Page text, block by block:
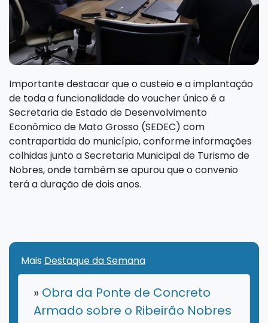
Importante destacar que o custeio e a implantação
de toda a funcionalidade do voucher único é a
Secretaria de Estado de Desenvolvimento
Econômico de Mato Grosso (SEDEC) com
contrapartida do município, conforme informações
colhidas junto a Secretaria Municipal de Turismo de
Nobres, onde também se apurou que o convenio
terá a duração de dois anos.
Mais Destaque da Semana
» Obra da Ponte de Concreto
Armado sobre o Ribeirão Nobres